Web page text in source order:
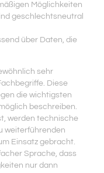
Möglichkeiten
geschlechtsneutral
über Daten, die
sehr
Diese
die wichtigsten
beschreiben.
werden technische
weiterführenden
Einsatz gebracht.
Sprache, dass
nur dann